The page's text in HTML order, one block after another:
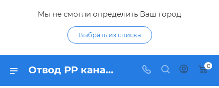
Мы не смогли определить Ваш город
Выбрать из списка
Отвод РР канализационный 250х45" (оранж.) - купить по цене в интернет-магазине Гидропромтехника с доставкой в Курске 0